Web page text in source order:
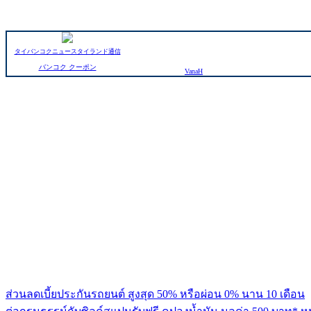
タイバンコクニュースタイランド通信
バンコク クーポン
VanaH
ส่วนลดเบี้ยประกันรถยนต์ สูงสุด 50% หรือผ่อน 0% นาน 10 เดือน